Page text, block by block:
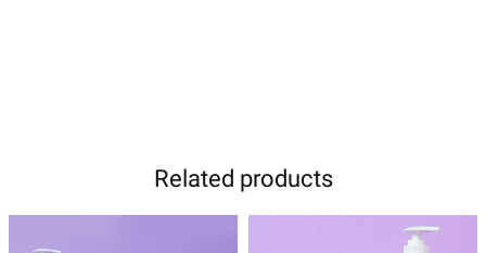
Related products